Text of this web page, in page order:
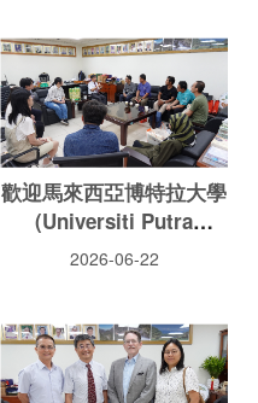
歡迎馬來西亞博特拉大學
(Universiti Putra
Malaysia) Awis Qurni
RAHMAN副教授等一行
蒞院
2026-06-22